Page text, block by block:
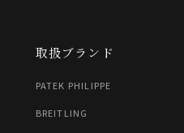
取扱ブランド
PATEK PHILIPPE
BREITLING